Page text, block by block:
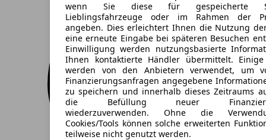
wenn Sie diese für gespeicherte
Lieblingsfahrzeuge oder im Rahmen der
angeben. Dies erleichtert Ihnen die Nutzung
eine erneute Eingabe bei späteren Besuchen
Einwilligung werden nutzungsbasierte
Ihnen kontaktierte Händler übermittelt. Einige
werden von den Anbietern verwendet, um
Finanzierungsanfragen angegebene
zu speichern und innerhalb dieses Zeitraums
die Befüllung neuer
wiederzuverwenden. Ohne die
Cookies/Tools können solche erweiterten
teilweise nicht genutzt werden.